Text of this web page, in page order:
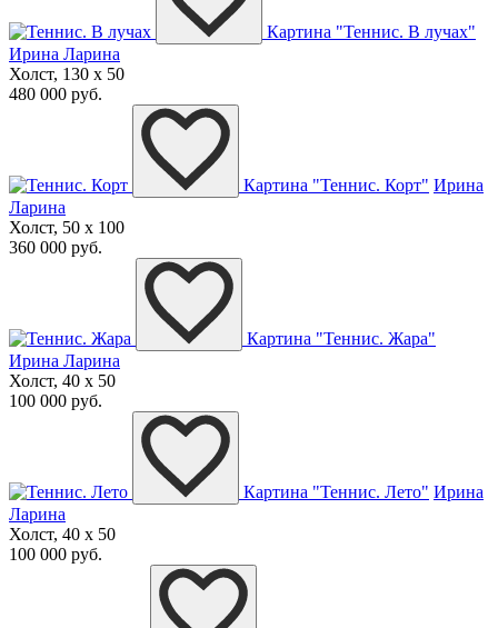
Картина "Теннис. В лучах"
Ирина Ларина
Холст, 130 x 50
480 000 руб.
Картина "Теннис. Корт" Ирина
Ларина
Холст, 50 x 100
360 000 руб.
Картина "Теннис. Жара"
Ирина Ларина
Холст, 40 x 50
100 000 руб.
Картина "Теннис. Лето" Ирина
Ларина
Холст, 40 x 50
100 000 руб.